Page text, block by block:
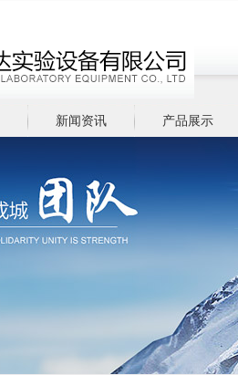
新闻资讯 产品展示